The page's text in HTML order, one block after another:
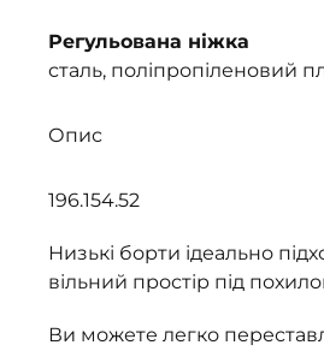
Регульована ніжка
сталь, поліпропіленовий
Опис
196.154.52
Низькі борти ідеально
вільний простір під
Ви можете легко